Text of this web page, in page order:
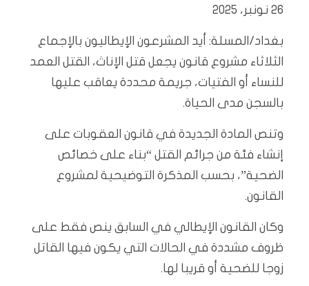
26 نونبر، 2025
بغداد/المسلة: أيد المشرعون الإيطاليون بالإجماع
الثلاثاء مشروع قانون يجعل قتل الإناث، القتل العمد
للنساء أو الفتيات، جريمة محددة يعاقب عليها
بالسجن مدى الحياة.
وتنص المادة الجديدة في قانون العقوبات على
إنشاء فئة من جرائم القتل “بناء على خصائص
الضحية”، بحسب المذكرة التوضيحية لمشروع
القانون.
وكان القانون الإيطالي في السابق ينص فقط على
ظروف مشددة في الحالات التي يكون فيها القاتل
زوجا للضحية أو قريبا لها.